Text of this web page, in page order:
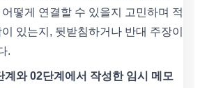
떻게 연결할 수 있을지 고민하며 적
있는지, 뒷받침하거나 반대 주장이
.
계와 02단계에서 작성한 임시 메모